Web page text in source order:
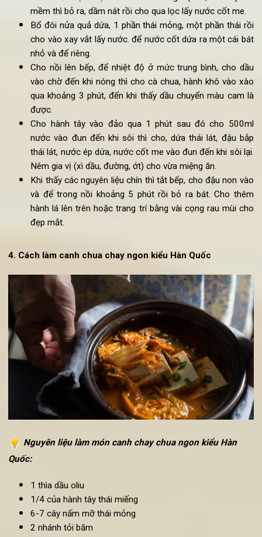
50g đậu bắp
50g cần tây
100g giá
150g đậu tươi cắt khối
1 nắm rau mùi
1 thìa ớt băm
Cách làm canh chay chua kiểu truyền thống :
Cho 240ml nước vào đun sôi trong 1 chiếc nồi nhỏ.
me đã rửa sạch cạo vỏ vào đun trong 2 phút, khi thấy
mềm thì bỏ ra, dầm nát rồi cho qua lọc lấy nước cốt me.
Bổ đôi nửa quả dứa, 1 phần thái mỏng, một phần thái
cho vào xay vắt lấy nước. để nước cốt dứa ra một cái
nhỏ và để riêng.
vào chờ đến khi nóng thì cho cà chua, hành khô vào
được.
Cho hành tây vào đảo qua 1 phút sau đó cho
nước vào đun đến khi sôi thì cho, dứa thái lát, đậu
thái lát, nước ép dứa, nước cốt me vào đun đến khi sôi
Nêm gia vị (xì dầu, đường, ớt) cho vừa miệng ăn.
Khi thấy các nguyên liệu chín thì tắt bếp, cho đậu non
và để trong nồi khoảng 5 phút rồi bỏ ra bát. Cho
hành lá lên trên hoặc trang trí bằng vài cọng rau mùi
đẹp mắt.
4. Cách làm canh chua chay ngon kiểu Hàn Quốc